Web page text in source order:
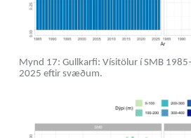
Mynd 17: Gullkarfi: Vísitölur í SMB
2025 eftir svæðum.